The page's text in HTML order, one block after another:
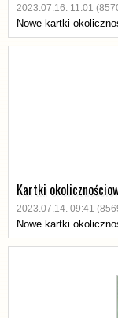
2023.07.16. 11:01
Nowe kartki
Kartki
2023.07.14. 09:41
Nowe kartki